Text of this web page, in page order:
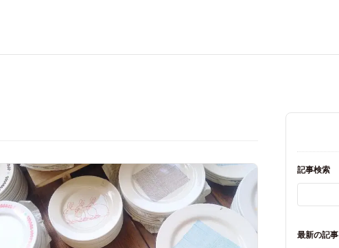
記事検索
最新の記事